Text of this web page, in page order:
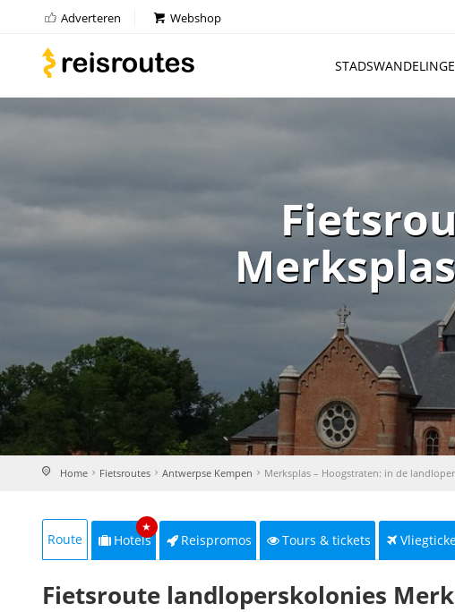
Adverteren Webshop
Home Fietsroutes Antwerpse Kempen Merksplas – Hoogstraten: in de
Route Hotels
★
Reispromos Tours & tickets
Fietsroute landloperskolonies